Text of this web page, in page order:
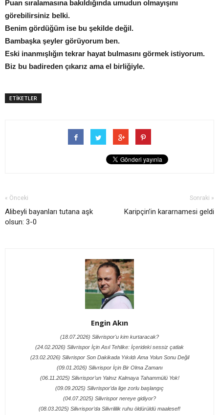
Puan sıralamasına bakıldığında umudun olmayışını
görebilirsiniz belki.
Benim gördüğüm ise bu şekilde değil.
Bambaşka şeyler görüyorum ben.
Eski inanmışlığın tekrar hayat bulmasını görmek istiyorum.
Biz bu badireden çıkarız ama el birliğiyle.
ETİKETLER
« Önceki
Alibeyli bayanları tutana aşk
olsun: 3-0
Sonraki »
Karipçin’in kararnamesi geldi
Engin Akın
(18.07.2026) Silivrispor'u kim kurtaracak?
(24.02.2026) Silivrispor İçin Asıl Tehlike: İçerideki sessiz çatlak
(23.02.2026) Silivrispor Son Dakikada Yıkıldı Ama Yolun Sonu Değil
(09.01.2026) Silivrispor İçin Bir Olma Zamanı
(06.11.2025) Silivrispor’un Yalnız Kalmaya Tahammülü Yok!
(09.09.2025) Silivrispor’da lige zorlu başlangıç
(04.07.2025) Silivrispor nereye gidiyor?
(08.03.2025) Silivrispor’da Silivrililik ruhu öldürüldü maalesef!